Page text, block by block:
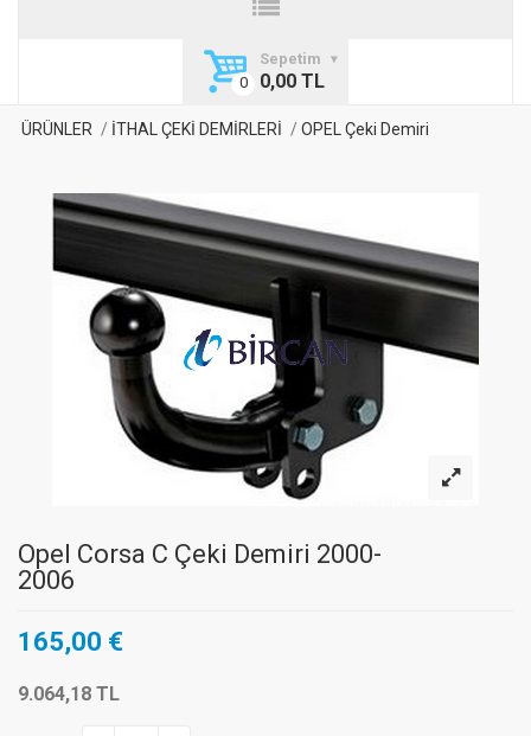
Sepetim
0,00 TL
ÜRÜNLER İTHAL ÇEKİ DEMİRLERİ OPEL Çeki Demiri
Opel Corsa C Çeki Demiri 2000-
2006
165,00 €
9.064,18 TL